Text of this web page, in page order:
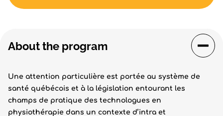
About the program
Une attention particulière est portée au système de
santé québécois et à la législation entourant les
champs de pratique des technologues en
physiothérapie dans un contexte d’intra et